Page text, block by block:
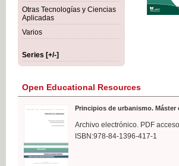
Otras Tecnologías y Ciencias
Aplicadas
Varios
Series [+/-]
Open Educational Resources
Principios de urbanismo. Máster
Archivo electrónico. PDF
ISBN:978-84-1396-417-1